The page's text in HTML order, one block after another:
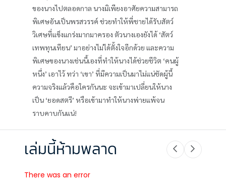
ของนางไปตลอดกาล นางมิเพียงอาศัยความสามารถ
พิเศษอันเป็นพรสวรรค์ ช่วยทำให้พี่ชายได้รับสัตว์
วิเศษที่แข็งแกร่งมากมาครอง ตัวนางเองยังได้ ‘สัตว์
เทพทุนเทียน’ มาอย่างไม่ได้ตั้งใจอีกด้วย และความ
พิเศษของนางเช่นนี้เองที่ทำให้นางได้ช่วยชีวิต ‘คนผู้
หนึ่ง’ เอาไว้ ทว่า ‘เขา’ ที่มีความเป็นมาไม่แน่ชัดผู้นี้
ความจริงแล้วคือใครกันนะ จะเข้ามาเปลี่ยนให้นาง
เป็น ‘ยอดสตรี’ หรือเข้ามาทำให้นางพ่ายแพ้จน
ราบคาบกันแน่!
เล่มนี้ห้ามพลาด
There was an error